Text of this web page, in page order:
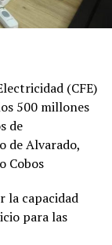
(CFE)
500 millones
de
de Alvarado,
Cobos
la capacidad
para las